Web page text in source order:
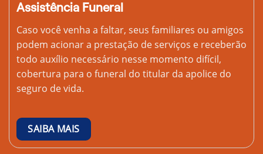
Assistência Funeral
Caso você venha a faltar, seus familiares ou amigos
podem acionar a prestação de serviços e receberão
todo auxílio necessário nesse momento difícil,
cobertura para o funeral do titular da apolice do
seguro de vida.
SAIBA MAIS